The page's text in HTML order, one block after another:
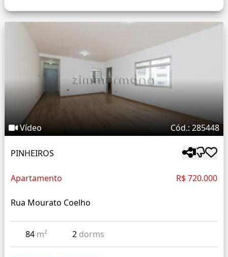
Vídeo Cód.: 285448
PINHEIROS
Apartamento R$ 720.000
Rua Mourato Coelho
84 m² 2 dorms